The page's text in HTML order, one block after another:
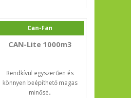
Can-Fan
CAN-Lite 1000m3
Rendkívül egyszerűen és
könnyen beépíthető magas
minősé..